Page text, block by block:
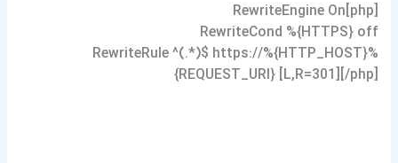
[php]RewriteEngine On
RewriteCond %{HTTPS} off
RewriteRule ^(.*)$ https://%{HTTP_HOST}%
{REQUEST_URI} [L,R=301][/php]